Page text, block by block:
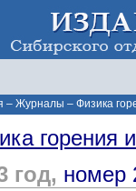
– Журналы – Физика
горения
год, номер